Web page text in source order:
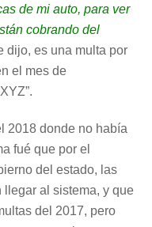
de mi auto, para ver
cobrando del
dijo, es una multa por
el mes de
2018 donde no había
fué que por el
del estado, las
llegar al sistema, y que
del 2017, pero